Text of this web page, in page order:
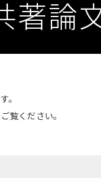
著論
。
覧ください。